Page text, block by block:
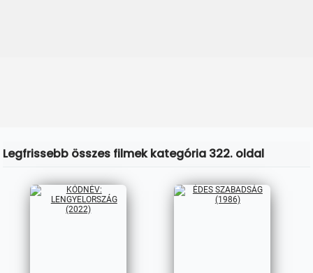
Legfrissebb összes filmek kategória 322. oldal